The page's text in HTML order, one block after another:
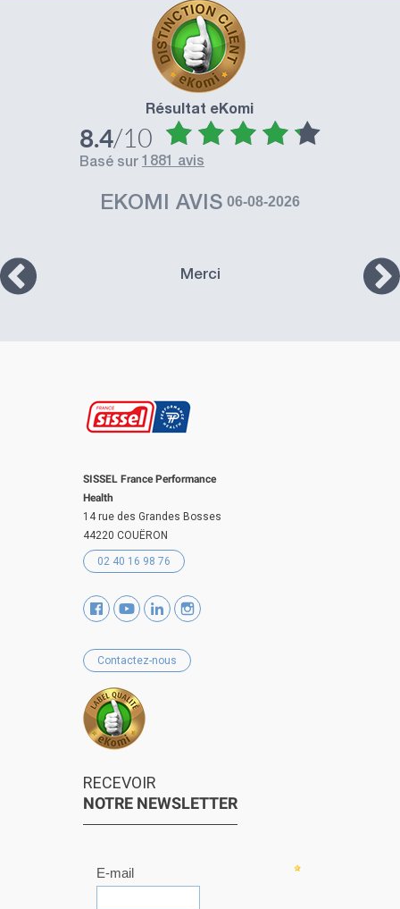
Résultat eKomi
8.4/10
basé sur 1881 avis
EKOMI AVIS 06-08-2026
Merci
SISSEL France Performance
Health
14 rue des Grandes Bosses
44220 COUËRON
02 40 16 98 76
Contactez-nous
RECEVOIR
NOTRE NEWSLETTER